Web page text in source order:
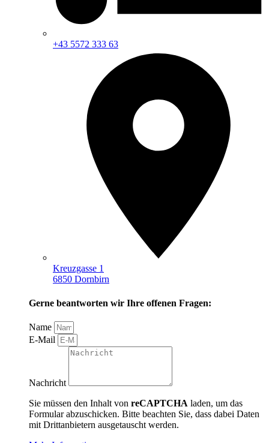
+43 5572 333 63
Kreuzgasse 1
6850 Dornbirn
Gerne beantworten wir Ihre offenen Fragen:
Name
E-Mail
Nachricht
Sie müssen den Inhalt von reCAPTCHA laden, um das
Formular abzuschicken. Bitte beachten Sie, dass dabei Daten
mit Drittanbietern ausgetauscht werden.